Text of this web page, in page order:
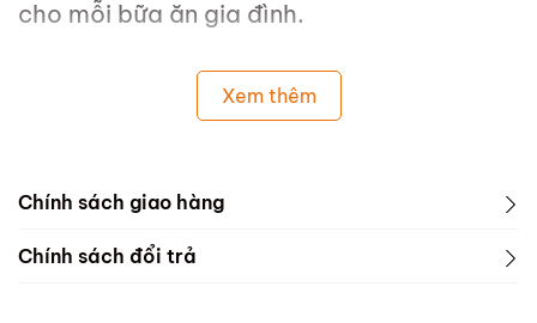
cho mỗi bữa ăn gia đình.
Xem thêm
Chính sách giao hàng
Chính sách đổi trả